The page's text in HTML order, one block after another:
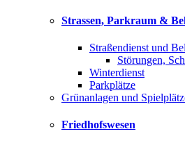
Strassen, Parkraum &
Straßendienst und
Störungen,
Winterdienst
Parkplätze
Grünanlagen und
Friedhofswesen